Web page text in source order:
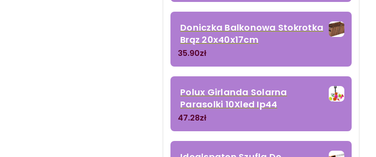
Doniczka Balkonowa Stokrotka
Brąz 20x40x17cm
35.90zł
Polux Girlanda Solarna
Parasolki 10Xled Ip44
47.28zł